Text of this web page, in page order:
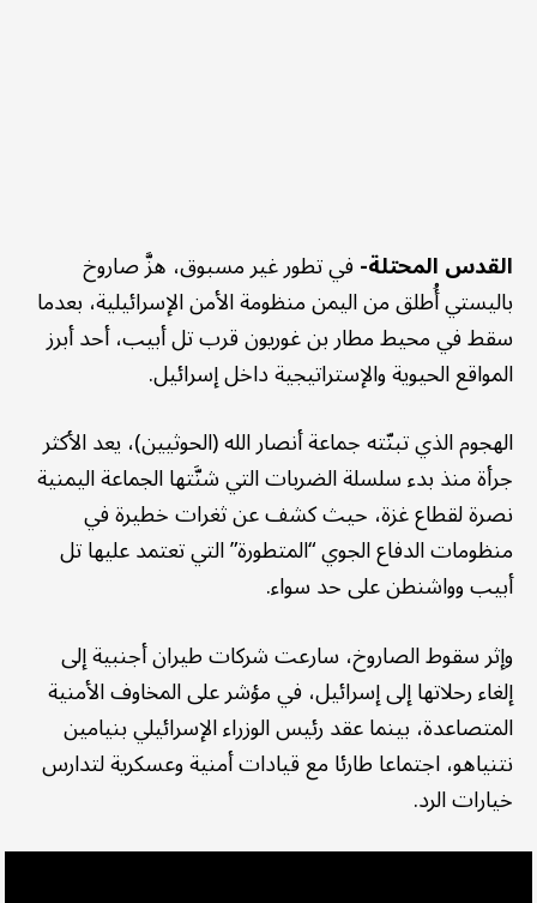
القدس المحتلة-في تطور غير مسبوق، هزَّ صاروخ
باليستي أُطلق من اليمن منظومة الأمن الإسرائيلية، بعدما
سقط في محيط مطار بن غوريون قرب تل أبيب، أحد أبرز
المواقع الحيوية والإستراتيجية داخل إسرائيل.
الهجوم الذي تبنّته جماعة أنصار الله (الحوثيين)، يعد الأكثر
جرأة منذ بدء سلسلة الضربات التي شنَّتها الجماعة اليمنية
نصرة لقطاع غزة، حيث كشف عن ثغرات خطيرة في
منظومات الدفاع الجوي “المتطورة” التي تعتمد عليها تل
أبيب وواشنطن على حد سواء.
وإثر سقوط الصاروخ، سارعت شركات طيران أجنبية إلى
إلغاء رحلاتها إلى إسرائيل، في مؤشر على المخاوف الأمنية
المتصاعدة، بينما عقد رئيس الوزراء الإسرائيلي بنيامين
نتنياهو، اجتماعا طارئا مع قيادات أمنية وعسكرية لتدارس
خيارات الرد.